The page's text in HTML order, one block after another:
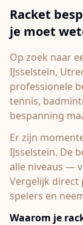
Racket
je moet
Op zoek naar
IJsselstein,
professionele
tennis,
bespanning
Er zijn
IJsselstein. De
alle niveaus —
Vergelijk direct
spelers en
Waarom je